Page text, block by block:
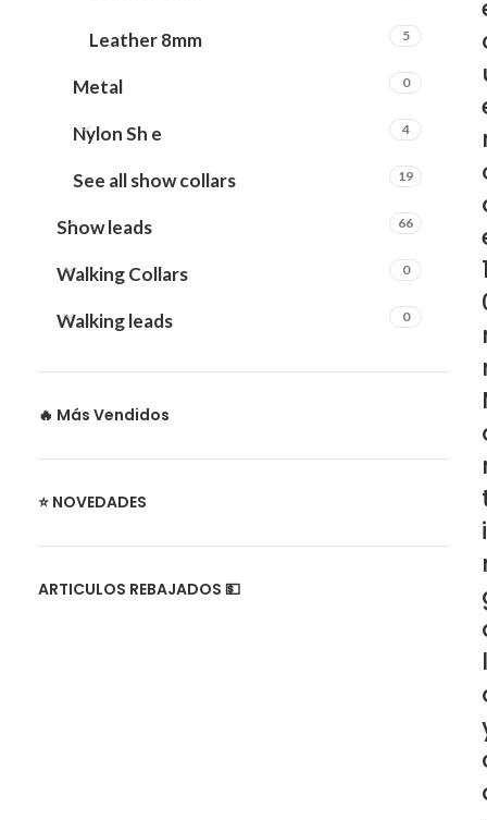
Leather 8mm 5
Metal 0
Nylon Sh e 4
See all show collars 19
Show leads 66
Walking Collars 0
Walking leads 0
🔥 Más Vendidos
⭐ NOVEDADES
ARTICULOS REBAJADOS 💵
i
l